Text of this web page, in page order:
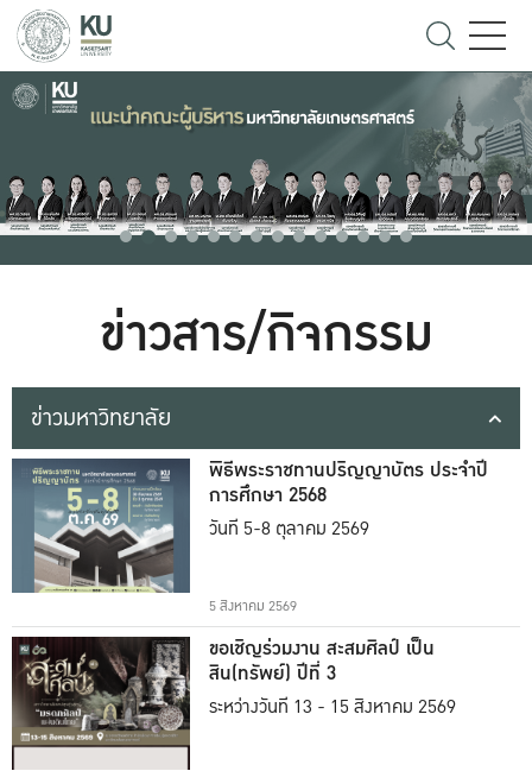
ข่าวสาร/กิจกรรม
ข่าวมหาวิทยาลัย
พิธีพระราชทานปริญญาบัตร ประจำปี
การศึกษา 2568
วันที่ 5-8 ตุลาคม 2569
5 สิงหาคม 2569
ขอเชิญร่วมงาน สะสมศิลป์ เป็น
สิน(ทรัพย์) ปีที่ 3
ระหว่างวันที่ 13 - 15 สิงหาคม 2569